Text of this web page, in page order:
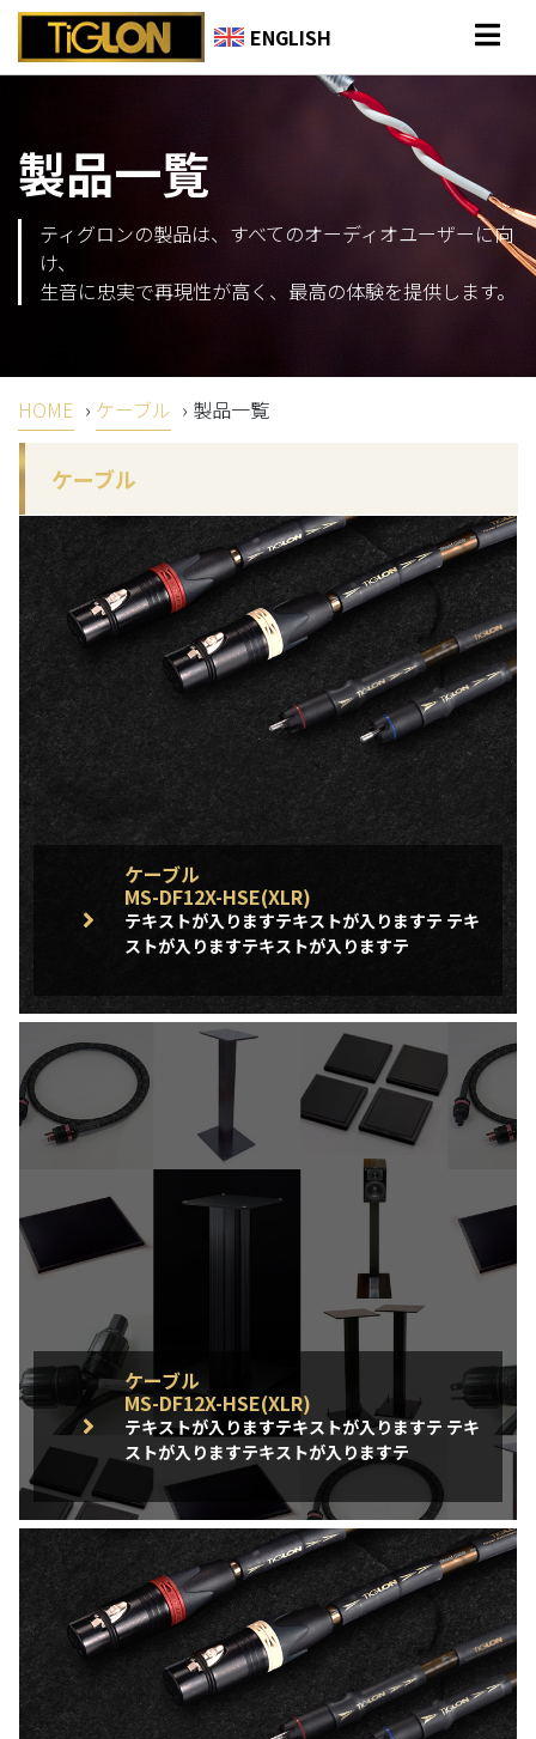
ENGLISH
製品一覧
ティグロンの製品は、すべてのオーディオユーザーに向
け、
生音に忠実で再現性が高く、最高の体験を提供します。
HOME › ケーブル › 製品一覧
ケーブル
ケーブル
MS-DF12X-HSE(XLR)
テキストが入りますテキストが入りますテ テキ
ストが入りますテキストが入りますテ
ケーブル
MS-DF12X-HSE(XLR)
テキストが入りますテキストが入りますテ テキ
ストが入りますテキストが入りますテ